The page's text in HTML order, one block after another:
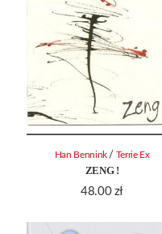
ZENG !
48.00 zł
Han Bennink / Terrie Ex